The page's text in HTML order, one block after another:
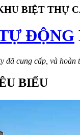
BIỆT THỰ
ĐỘNG
đã cung cấp, và
BIỂU